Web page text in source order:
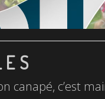
canapé, c’est